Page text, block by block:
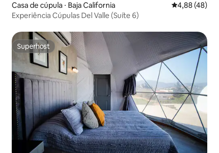
Casa de cúpula ⋅ Baja California 4,88 de uma
4,88 (48)
Experiência Cúpulas Del Valle (Suíte 6)
Superhost
Superhost